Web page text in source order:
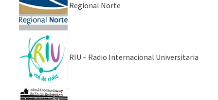
Regional Norte
RIU – Radio Internacional Universitaria